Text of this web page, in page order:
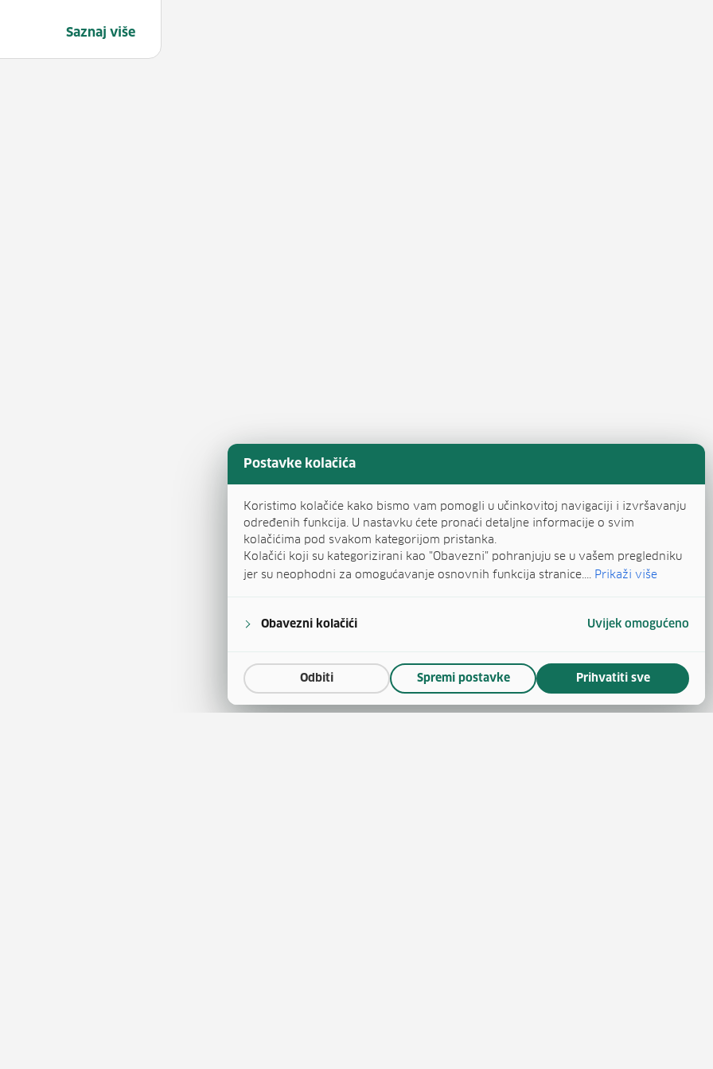
Postavke kolačića
Koristimo kolačiće kako bismo vam pomogli u učinkovitoj navigaciji i izvršavanju
određenih funkcija. U nastavku ćete pronaći detaljne informacije o svim
kolačićima pod svakom kategorijom pristanka.
Kolačići koji su kategorizirani kao "Obavezni" pohranjuju se u vašem pregledniku
jer su neophodni za omogućavanje osnovnih funkcija stranice.... Prikaži više
Obavezni kolačići Uvijek omogućeno
Odbiti Spremi postavke Prihvatiti sve
Saznaj više